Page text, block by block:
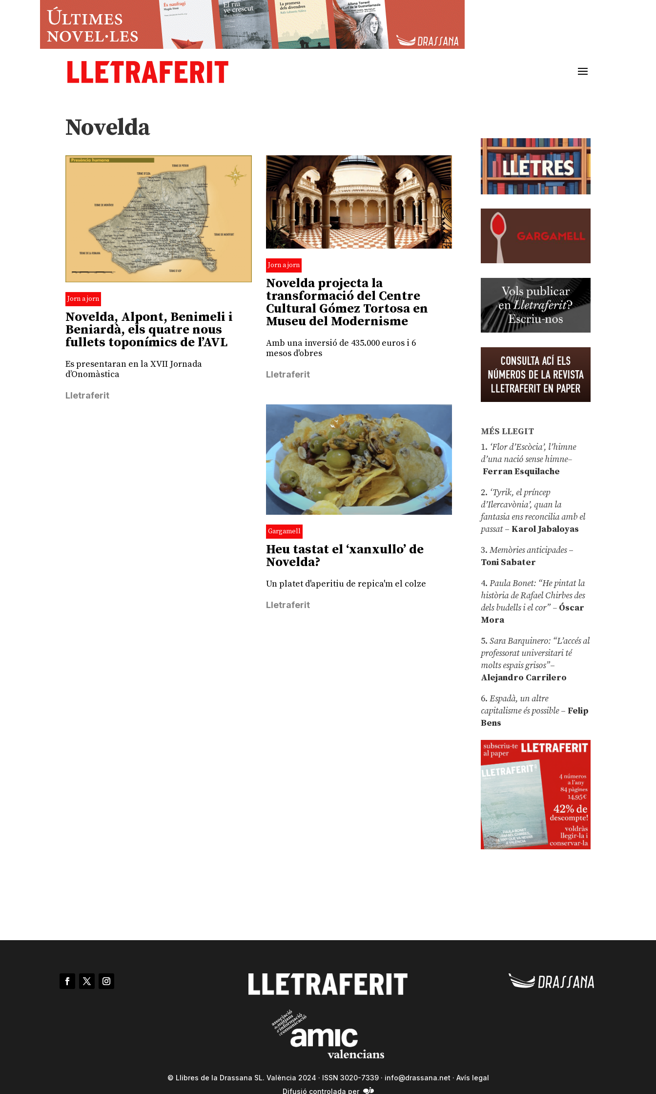
Novelda
Jorn a jorn
Novelda, Alpont, Benimeli i
Beniardà, els quatre nous
fullets toponímics de l’AVL
Es presentaran en la XVII Jornada
d’Onomàstica
Lletraferit
Jorn a jorn
Novelda projecta la
transformació del Centre
Cultural Gómez Tortosa en
Museu del Modernisme
Amb una inversió de 435.000 euros i 6
mesos d'obres
Lletraferit
Gargamell
Heu tastat el ‘xanxullo’ de
Novelda?
Un platet d'aperitiu de repica'm el colze
Lletraferit
MÉS LLEGIT
1. ‘Flor d’Escòcia’, l’himne
d’una nació sense himne–
Ferran Esquilache
2. ‘Tyrik, el príncep
d’Ilercavònia’, quan la
fantasia ens reconcilia amb el
passat– Karol Jabaloyas
3.Memòries anticipades–
Toni Sabater
4.Paula Bonet: “He pintat la
història de Rafael Chirbes des
dels budells i el cor” – Óscar
Mora
5.Sara Barquinero: “L’accés al
professorat universitari té
molts espais grisos”–
Alejandro Carrilero
6.Espadà, un altre
capitalisme és possible – Felip
Bens
© Llibres de la Drassana SL. València 2024 · ISSN 3020-7339 · info@drassana.net · Avís legal
Difusió controlada per